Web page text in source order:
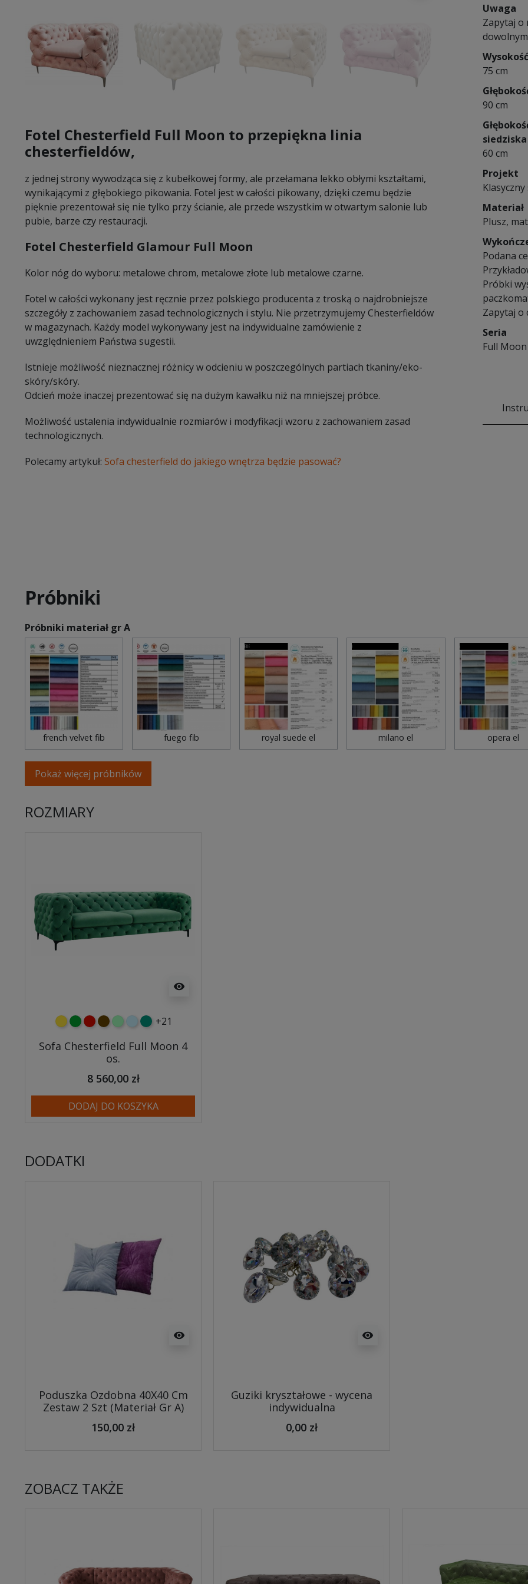
Fotel Chesterfield Full Moon to przepiękna linia
chesterfieldów,
z jednej strony wywodząca się z kubełkowej formy, ale przełamana lekko obłymi kształtami,
wynikającymi z głębokiego pikowania. Fotel jest w całości pikowany, dzięki czemu będzie
pięknie prezentował się nie tylko przy ścianie, ale przede wszystkim w otwartym salonie lub
pubie, barze czy restauracji.
Fotel Chesterfield Glamour Full Moon
Kolor nóg do wyboru: metalowe chrom, metalowe złote lub metalowe czarne.
Fotel w całości wykonany jest ręcznie przez polskiego producenta z troską o najdrobniejsze
szczegóły z zachowaniem zasad technologicznych i stylu. Nie przetrzymujemy Chesterfieldów
w magazynach. Każdy model wykonywany jest na indywidualne zamówienie z
uwzględnieniem Państwa sugestii.
Istnieje możliwość nieznacznej różnicy w odcieniu w poszczególnych partiach tkaniny/eko-
skóry/skóry.
Odcień może inaczej prezentować się na dużym kawałku niż na mniejszej próbce.
Możliwość ustalenia indywidualnie rozmiarów i modyfikacji wzoru z zachowaniem zasad
technologicznych.
Polecamy artykuł: Sofa chesterfield do jakiego wnętrza będzie pasować?
Uwaga
Zapytaj o
Wysokość
75 cm
90 cm
siedziska
60 cm
Projekt
Materiał
Plusz,
Podana
Próbki
Zapytaj o
Seria
Full Moon
Próbniki
Próbniki materiał gr A
french velvet fib fuego fib royal suede el milano el opera el
Pokaż więcej próbników
ROZMIARY
visibility
żółtyzielonyczerwony
czekoladowy
miętowybłękitny
turkusowy
+21
Sofa Chesterfield Full Moon 4
os.
8 560,00 zł
DODAJ DO KOSZYKA
DODATKI
visibility
Poduszka Ozdobna 40X40 Cm
Zestaw 2 Szt (Materiał Gr A)
150,00 zł
visibility
Guziki kryształowe - wycena
indywidualna
0,00 zł
ZOBACZ TAKŻE